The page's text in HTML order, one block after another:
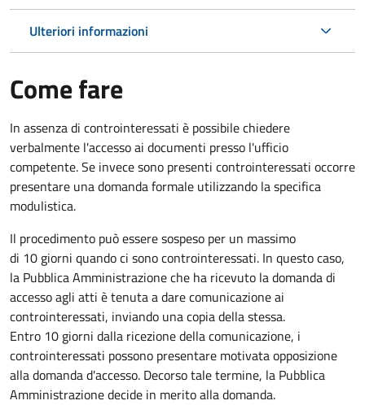
Ulteriori informazioni
Come fare
In assenza di controinteressati è possibile chiedere
verbalmente l'accesso ai documenti presso l'ufficio
competente. Se invece sono presenti controinteressati occorre
presentare una domanda formale utilizzando la specifica
modulistica.
Il procedimento può essere sospeso per un massimo
di 10 giorni quando ci sono controinteressati. In questo caso,
la Pubblica Amministrazione che ha ricevuto la domanda di
accesso agli atti è tenuta a dare comunicazione ai
controinteressati, inviando una copia della stessa.
Entro 10 giorni dalla ricezione della comunicazione, i
controinteressati possono presentare motivata opposizione
alla domanda d'accesso. Decorso tale termine, la Pubblica
Amministrazione decide in merito alla domanda.